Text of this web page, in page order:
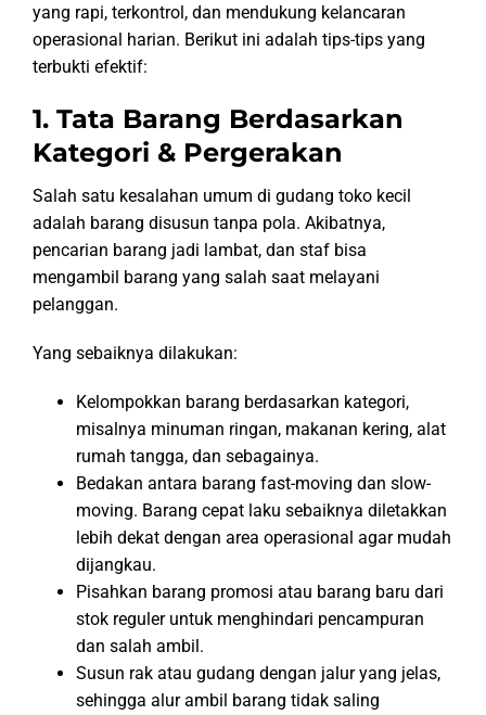
yang rapi, terkontrol, dan mendukung kelancaran
operasional harian. Berikut ini adalah tips-tips yang
terbukti efektif:
1. Tata Barang Berdasarkan
Kategori & Pergerakan
Salah satu kesalahan umum di gudang toko kecil
adalah barang disusun tanpa pola. Akibatnya,
pencarian barang jadi lambat, dan staf bisa
mengambil barang yang salah saat melayani
pelanggan.
Yang sebaiknya dilakukan:
Kelompokkan barang berdasarkan kategori,
misalnya minuman ringan, makanan kering, alat
rumah tangga, dan sebagainya.
Bedakan antara barang fast-moving dan slow-
moving. Barang cepat laku sebaiknya diletakkan
lebih dekat dengan area operasional agar mudah
dijangkau.
Pisahkan barang promosi atau barang baru dari
stok reguler untuk menghindari pencampuran
dan salah ambil.
Susun rak atau gudang dengan jalur yang jelas,
sehingga alur ambil barang tidak saling